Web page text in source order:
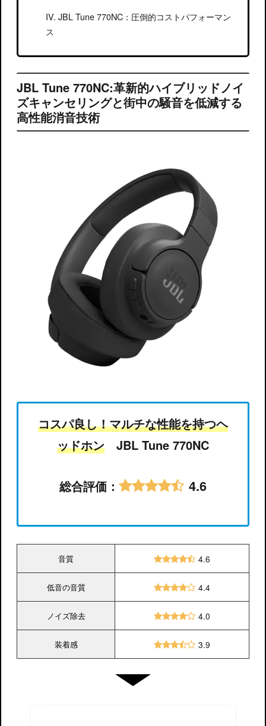
JBL Tune 770NC：圧倒的コストパフォーマン
ス
JBL Tune 770NC:革新的ハイブリッドノイ
ズキャンセリングと街中の騒音を低減する
高性能消音技術
コスパ良し！マルチな性能を持つヘ
ッドホン
JBL Tune 770NC
総合評価： 4.6
音質 4.6
低音の音質 4.4
ノイズ除去 4.0
装着感 3.9